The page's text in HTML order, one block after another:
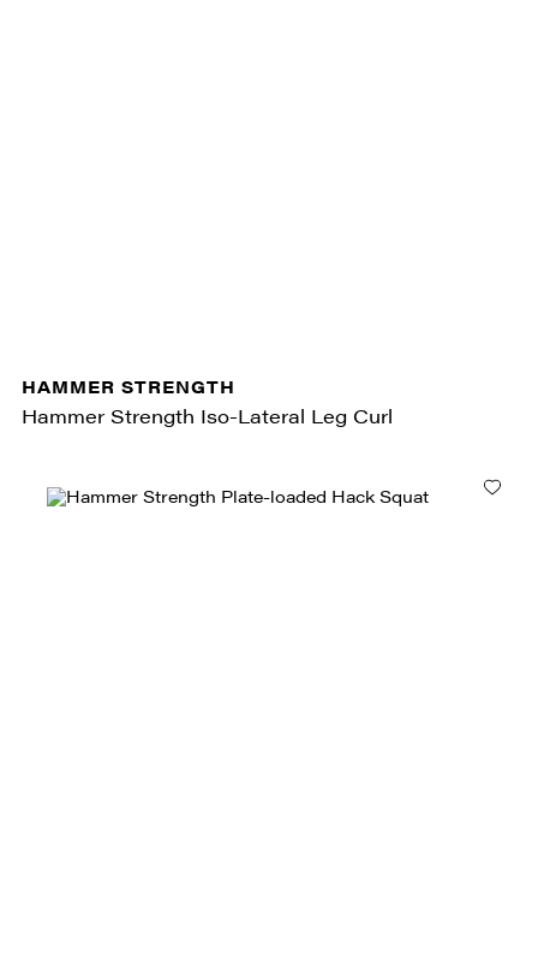
HAMMER STRENGTH
Hammer Strength Iso-Lateral Leg Curl